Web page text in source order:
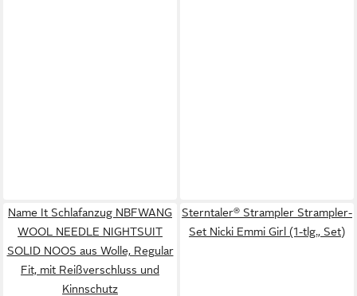
Name It Schlafanzug NBFWANG
WOOL NEEDLE NIGHTSUIT
SOLID NOOS aus Wolle, Regular
Fit, mit Reißverschluss und
Kinnschutz
Sterntaler® Strampler Strampler-
Set Nicki Emmi Girl (1-tlg., Set)